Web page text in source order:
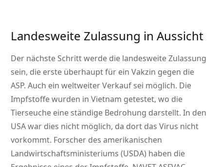
Landesweite Zulassung in Aussicht
Der nächste Schritt werde die landesweite Zulassung
sein, die erste überhaupt für ein Vakzin gegen die
ASP. Auch ein weltweiter Verkauf sei möglich. Die
Impfstoffe wurden in Vietnam getestet, wo die
Tierseuche eine ständige Bedrohung darstellt. In den
USA war dies nicht möglich, da dort das Virus nicht
vorkommt. Forscher des amerikanischen
Landwirtschaftsministeriums (USDA) haben die